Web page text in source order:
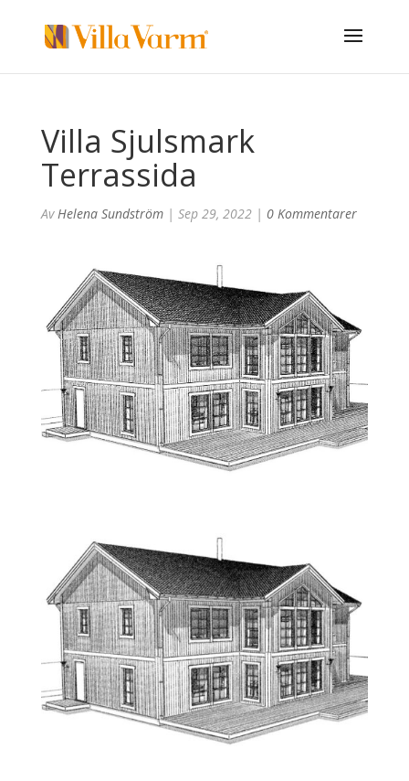
Villa Sjulsmark
Terrassida
AvHelena Sundström| Sep 29, 2022| 0 Kommentarer